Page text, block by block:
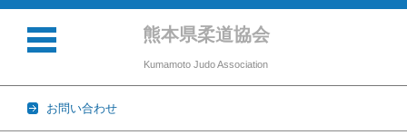
熊本県柔道協会
Kumamoto Judo Association
お問い合わせ